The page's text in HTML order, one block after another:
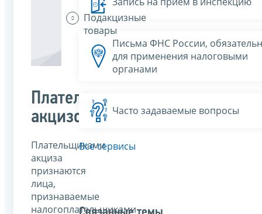
Подакцизные
товары
Плательщики
акцизов
Плательщиками
акциза
признаются
лица,
признаваемые
налогоплательщиками
Письма ФНС России,
для применения налоговыми
органами
Часто задаваемые вопросы
Все сервисы